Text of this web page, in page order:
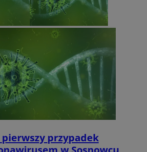
przypadek